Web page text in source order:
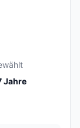
Jahre